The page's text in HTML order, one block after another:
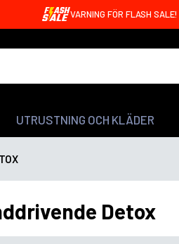
VARNING FÖR FLASH SALE!
UTRUSTNING OCH KLÄDER
Detox